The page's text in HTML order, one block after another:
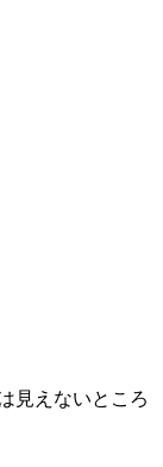
見えないところ